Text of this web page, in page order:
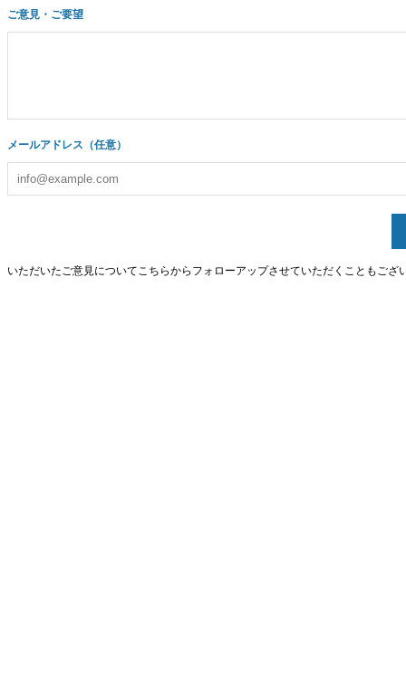
ご意見・ご要望
メールアドレス（任意）
いただいたご意見についてこちらからフォローアップさせていただくこともござ